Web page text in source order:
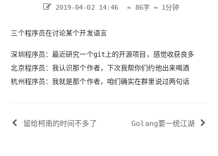
2019-04-02 14:46 ≈ 86字 ≈ 1分钟
三个程序员在讨论某个开发语言
深圳程序员：最近研究一个git上的开源项目，感觉收获良多
北京程序员：我认识那个作者，下次我帮你们约他出来喝酒
杭州程序员：我就是那个作者，咱们确实在群里说过两句话
留给柯南的时间不多了 Golang要一统江湖